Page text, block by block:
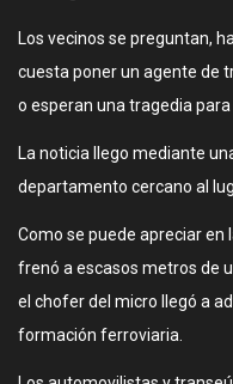
Los vecinos se preguntan,
cuesta poner un agente de
o esperan una tragedia para
La noticia llego mediante
departamento cercano al
Como se puede apreciar en
frenó a escasos metros de
el chofer del micro llegó a
formación ferroviaria.